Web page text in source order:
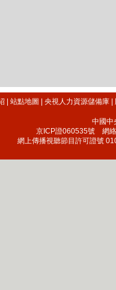
| 站點地圖 央視人力資源儲備庫|
中國中
京ICP證060535號網絡
網上傳播視聽節目許可證號